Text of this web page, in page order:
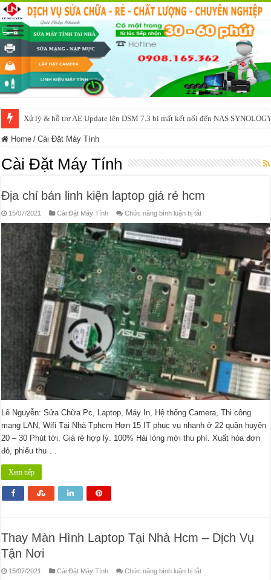
NAS IO DATA N3160 2BAY 4BAY – chạy SYNOLOGY, OMV, CASA
Home / Cài Đặt Máy Tính
Cài Đặt Máy Tính
Địa chỉ bán linh kiện laptop giá rẻ hcm
15/07/2021 Cài Đặt Máy Tính Chức năng bình luận bị tắtở
chỉ
laptop
giá
rẻ
hcm
Lê Nguyễn: Sửa Chữa Pc, Laptop, Máy In, Hệ thống Camera, Thi công
mạng LAN, Wifi Tại Nhà Tphcm Hơn 15 IT phục vụ nhanh ở 22 quận huyện
20 – 30 Phút tới. Giá rẻ hợp lý. 100% Hài lòng mới thu phí. Xuất hóa đơn
đỏ, phiếu thu …
Xem tiếp
Thay Màn Hình Laptop Tại Nhà Hcm – Dịch Vụ
Tận Nơi
15/07/2021 Cài Đặt Máy Tính Chức năng bình luận bị tắtở